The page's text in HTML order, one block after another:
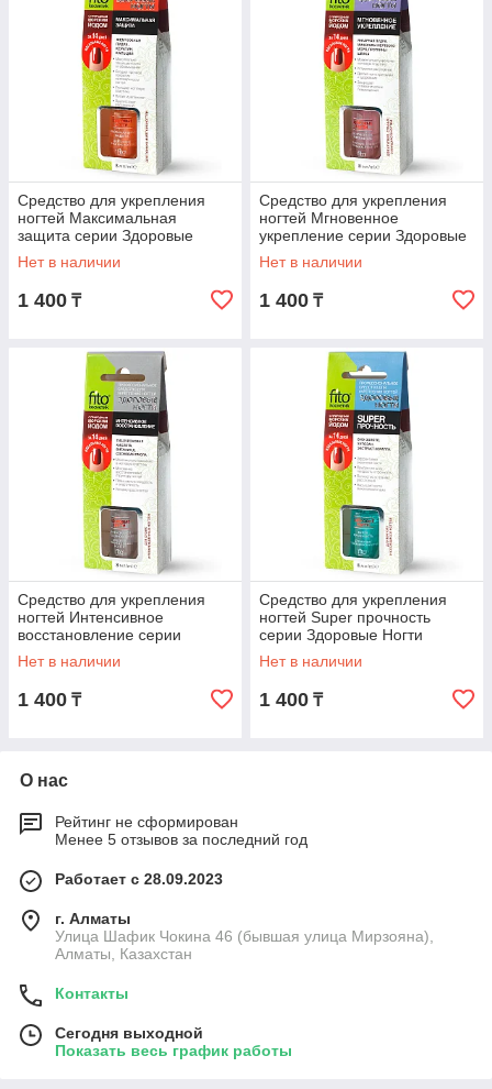
Средство для укрепления
ногтей Максимальная
защита серии Здоровые
Ногти
Нет в наличии
1 400 ₸
Средство для укрепления
ногтей Мгновенное
укрепление серии Здоровые
Ногти
Нет в наличии
1 400 ₸
Средство для укрепления
ногтей Интенсивное
восстановление серии
Здоровые Ногти
Нет в наличии
1 400 ₸
Средство для укрепления
ногтей Super прочность
серии Здоровые Ногти
Нет в наличии
1 400 ₸
О нас
Рейтинг не сформирован
Менее 5 отзывов за последний год
Работает с 28.09.2023
г. Алматы
Улица Шафик Чокина 46 (бывшая улица Мирзояна),
Алматы, Казахстан
Контакты
Сегодня выходной
Показать весь график работы